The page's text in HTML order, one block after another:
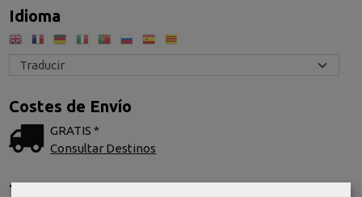
Idioma
Costes de Envío
GRATIS *
Consultar Destinos
Tu Carrito (0)